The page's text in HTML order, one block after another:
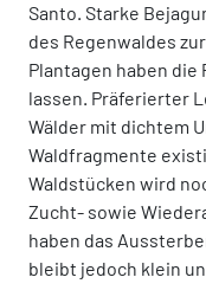
Santo. Starke
des Regenwaldes
Plantagen haben
lassen. Präferierter
Wälder mit dichtem
Waldfragmente
Waldstücken wird
Zucht- sowie
haben das
bleibt jedoch klein